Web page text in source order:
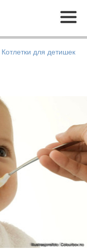
Меню
Котлетки для детишек